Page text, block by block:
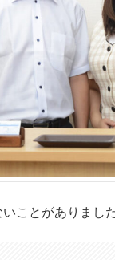
ことがありまし